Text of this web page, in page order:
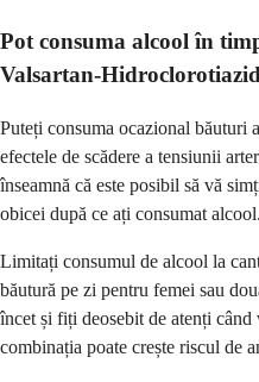
Pot consuma alcool în
Valsartan-
Puteți consuma ocazional băuturi
efectele de scădere a tensiunii
înseamnă că este posibil să vă
obicei după ce ați consumat alcool.
Limitați consumul de alcool la
băutură pe zi pentru femei sau
încet și fiți deosebit de atenți
combinația poate crește riscul de